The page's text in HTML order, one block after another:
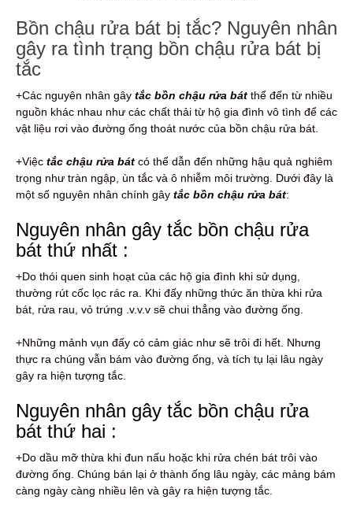
Bồn chậu rửa bát bị tắc? Nguyên nhân
gây ra tình trạng bồn chậu rửa bát bị
tắc
+Các nguyên nhân gây tắc bồn chậu rửa bát thể đến từ nhiều
nguồn khác nhau như các chất thải từ hộ gia đình vô tình để các
vật liệu rơi vào đường ống thoát nước của bồn chậu rửa bát.
+Việc tắc chậu rửa bát có thể dẫn đến những hậu quả nghiêm
trọng như tràn ngập, ùn tắc và ô nhiễm môi trường. Dưới đây là
một số nguyên nhân chính gây tắc bồn chậu rửa bát:
Nguyên nhân gây tắc bồn chậu rửa
bát thứ nhất :
+Do thói quen sinh hoạt của các hộ gia đình khi sử dụng,
thường rút cốc lọc rác ra. Khi đấy những thức ăn thừa khi rửa
bát, rửa rau, vỏ trứng .v.v.v sẽ chui thẳng vào đường ống.
+Những mảnh vụn đấy có cảm giác như sẽ trôi đi hết. Nhưng
thực ra chúng vẫn bám vào đường ống, và tích tụ lại lâu ngày
gây ra hiện tượng tắc.
Nguyên nhân gây tắc bồn chậu rửa
bát thứ hai :
+Do dầu mỡ thừa khi đun nấu hoặc khi rửa chén bát trôi vào
đường ống. Chúng bán lại ở thành ống lâu ngày, các mảng bám
càng ngày càng nhiều lên và gây ra hiện tượng tắc.